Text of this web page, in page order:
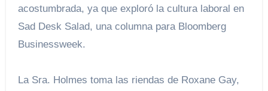
acostumbrada, ya que exploró la cultura laboral en
Sad Desk Salad, una columna para Bloomberg
Businessweek.
La Sra. Holmes toma las riendas de Roxane Gay,